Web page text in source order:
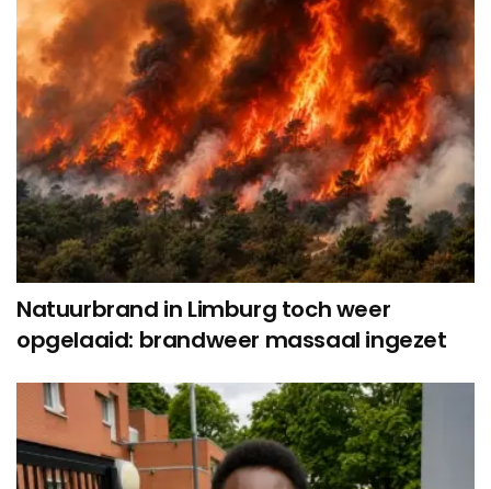
Natuurbrand in Limburg toch weer
opgelaaid: brandweer massaal ingezet